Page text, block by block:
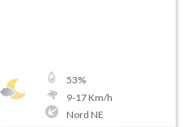
53%
9-17Km/h
Nord NE